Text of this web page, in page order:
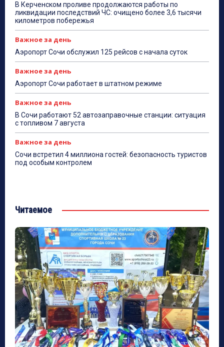
В Керченском проливе продолжаются работы по
ликвидации последствий ЧС: очищено более 3,6 тысячи
километров побережья
Важное за день
Аэропорт Сочи обслужил 125 рейсов с начала суток
Важное за день
Аэропорт Сочи работает в штатном режиме
Важное за день
В Сочи работают 52 автозаправочные станции: ситуация
с топливом 7 августа
Важное за день
Сочи встретил 4 миллиона гостей: безопасность туристов
под особым контролем
Читаемое